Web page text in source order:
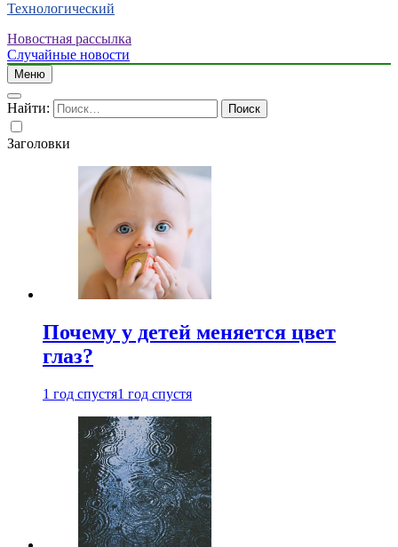
Технологический
Новостная рассылка
Случайные новости
Меню
Найти:
Заголовки
Почему у детей меняется цвет
глаз?
1 год спустя1 год спустя